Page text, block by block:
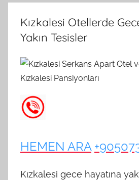
ve
Kızkalesi
Pansiyonları
Apart
OtellerKızkalesi Otellerde
Yakın Tesisler
HEMEN ARA
Kızkalesi gece hayatına